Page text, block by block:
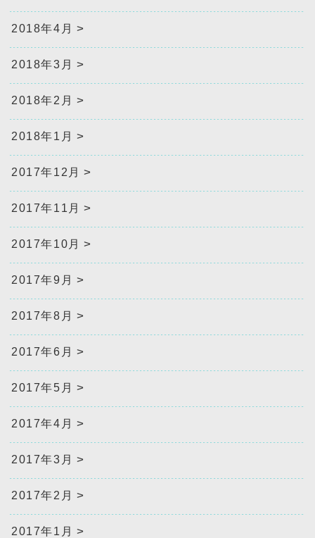
2018年4月
2018年3月
2018年2月
2018年1月
2017年12月
2017年11月
2017年10月
2017年9月
2017年8月
2017年6月
2017年5月
2017年4月
2017年3月
2017年2月
2017年1月